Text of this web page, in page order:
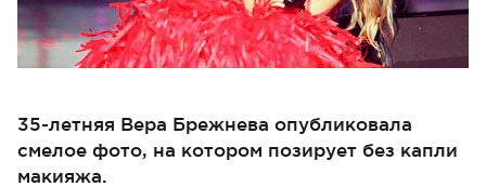
35-летняя Вера Брежнева опубликовала
смелое фото, на котором позирует без капли
макияжа.